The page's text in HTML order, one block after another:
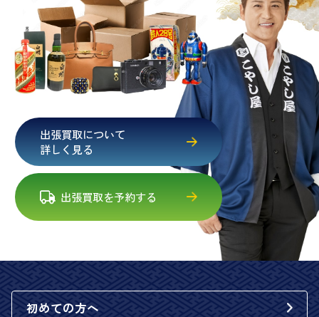
出張買取について
詳しく見る
出張買取を予約する
初めての方へ